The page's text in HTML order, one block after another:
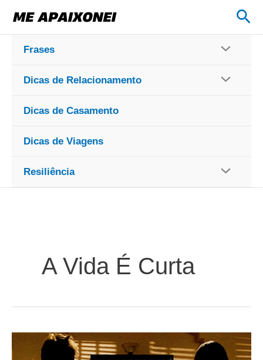
para
conteúdo
Frases
Dicas de Relacionamento
Dicas de Casamento
Dicas de Viagens
Resiliência
A Vida É Curta